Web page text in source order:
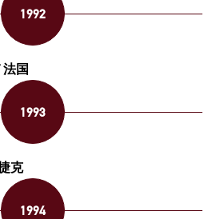
1992
国
1993
克
1994